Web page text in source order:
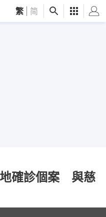
繁 简
確診個案 與慈